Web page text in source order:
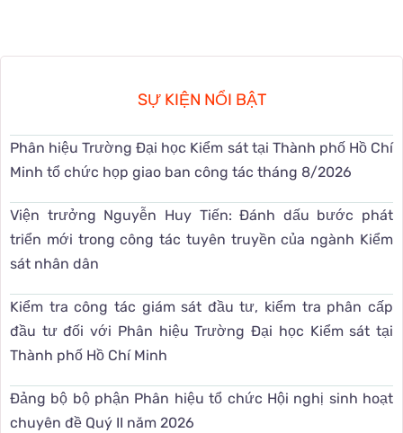
SỰ KIỆN NỔI BẬT
Phân hiệu Trường Đại học Kiểm sát tại Thành phố Hồ Chí
Minh tổ chức họp giao ban công tác tháng 8/2026
Viện trưởng Nguyễn Huy Tiến: Đánh dấu bước phát
triển mới trong công tác tuyên truyền của ngành Kiểm
sát nhân dân
Kiểm tra công tác giám sát đầu tư, kiểm tra phân cấp
đầu tư đối với Phân hiệu Trường Đại học Kiểm sát tại
Thành phố Hồ Chí Minh
Đảng bộ bộ phận Phân hiệu tổ chức Hội nghị sinh hoạt
chuyên đề Quý II năm 2026